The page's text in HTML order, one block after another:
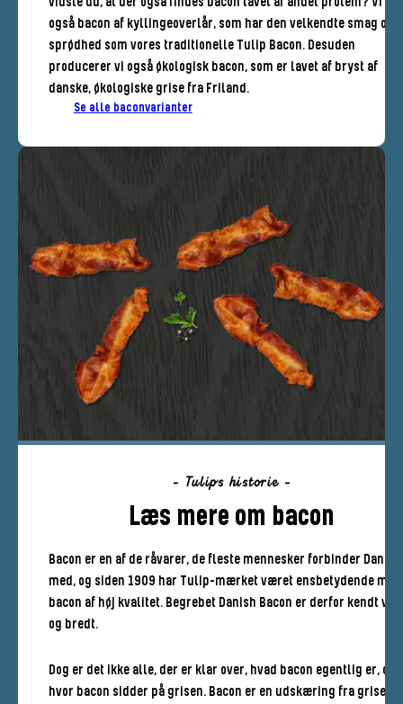
også bacon af kyllingeoverlår, som har den velkendte smag og
sprødhed som vores traditionelle Tulip Bacon. Desuden
producerer vi også økologisk bacon, som er lavet af bryst af
danske, økologiske grise fra Friland.
Se alle baconvarianter
- Tulips historie -
Læs mere om bacon
Bacon er en af de råvarer, de fleste mennesker forbinder
med, og siden 1909 har Tulip-mærket været ensbetydende med
bacon af høj kvalitet. Begrebet Danish Bacon er derfor kendt vidt
og bredt.
Dog er det ikke alle, der er klar over, hvad bacon egentlig er, og
hvor bacon sidder på grisen. Bacon er en udskæring fra grisens